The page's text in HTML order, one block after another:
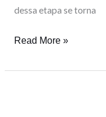
dessa etapa se torna
Read More »